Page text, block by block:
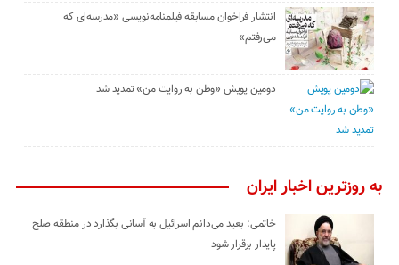
انتشار فراخوان مسابقه فیلمنامه‌نویسی «مدرسه‌ای که
می‌رفتم»
دومین پویش «وطن به روایت من» تمدید شد
به روزترین اخبار ایران
خاتمی: بعید می‌دانم اسرائیل به آسانی بگذارد در منطقه صلح
پایدار برقرار شود